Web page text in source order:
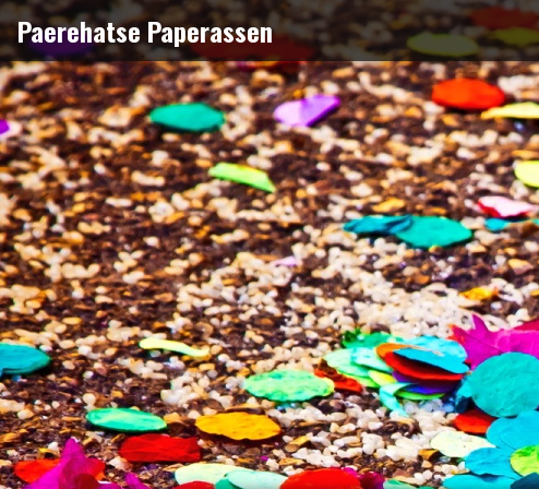
Naar
de
inhoud
springen
Paerehatse Paperassen